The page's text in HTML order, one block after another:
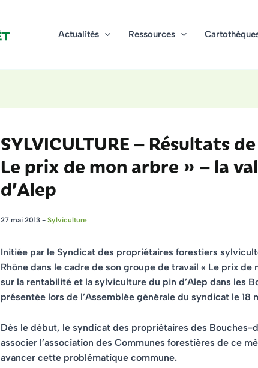
Actualités Ressources
SYLVICULTURE – Résultats
Le prix de mon arbre » – la
d’Alep
27 mai 2013 - Sylviculture
Initiée par le Syndicat des propriétaires forestiers
Rhône dans le cadre de son groupe de travail « Le prix de
sur la rentabilité et la sylviculture du pin d’Alep dans les
présentée lors de l’Assemblée générale du syndicat le 18
Dès le début, le syndicat des propriétaires des Bouches-
associer l’association des Communes forestières de ce
avancer cette problématique commune.